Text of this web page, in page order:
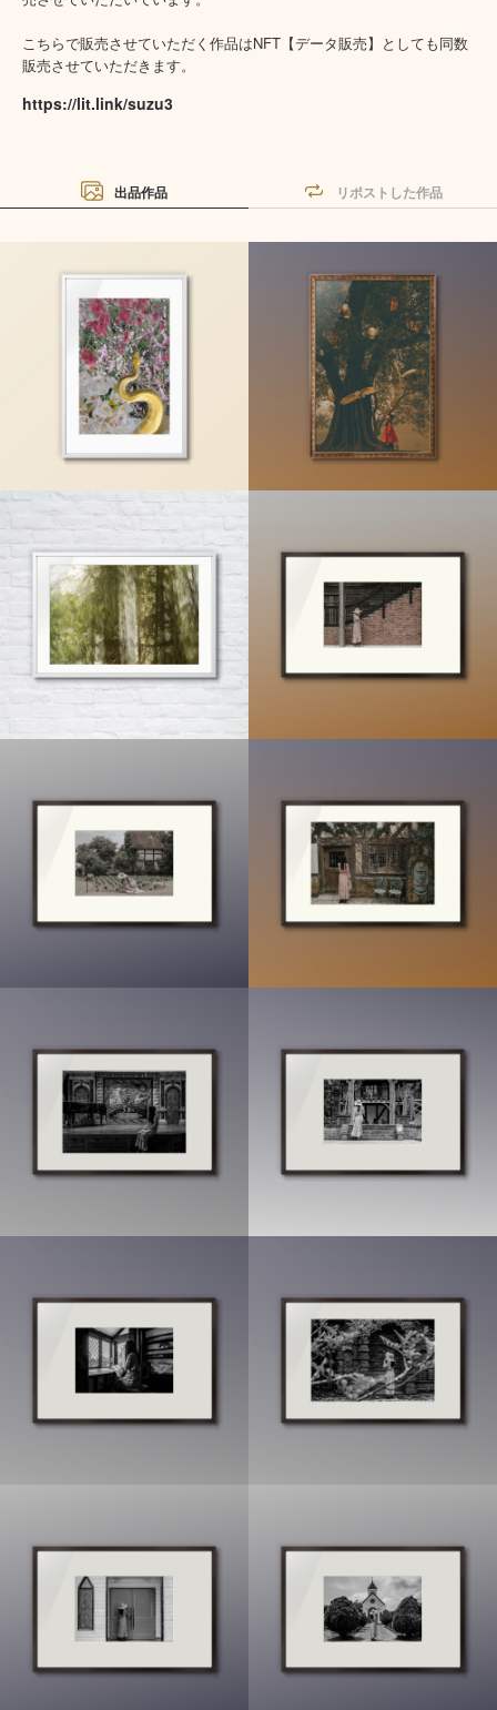
こちらで販売させていただく作品はNFT【データ販売】としても同数
販売させていただきます。
https://lit.link/suzu3
出品作品 リポストした作品